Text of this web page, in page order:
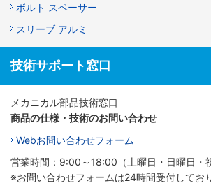
ボルト スペーサー
スリーブ アルミ
技術サポート窓口
メカニカル部品技術窓口
商品の仕様・技術のお問い合わせ
Webお問い合わせフォーム
営業時間：9:00～18:00（土曜日・日曜日・
※お問い合わせフォームは24時間受付してお